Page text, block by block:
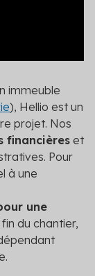
immeuble
), Hellio est un
projet. Nos
financières et
Pour
à une
une
fin du chantier,